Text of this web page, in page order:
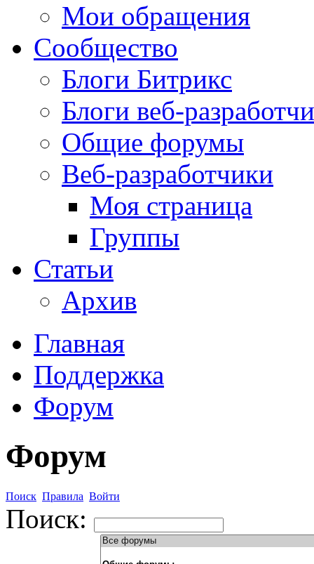
Мои обращения
Сообщество
Блоги Битрикс
Блоги веб-
Общие форумы
Веб-разработчики
Моя страница
Группы
Статьи
Архив
Главная
Поддержка
Форум
Форум
Поиск Правила Войти
Поиск: